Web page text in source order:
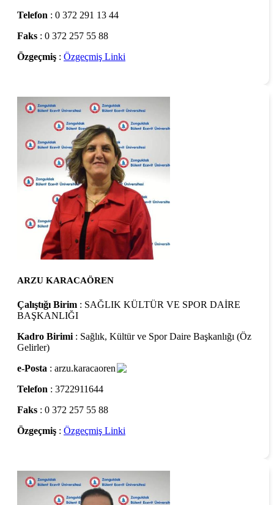
Telefon : 0 372 291 13 44
Faks : 0 372 257 55 88
Özgeçmiş : Özgeçmiş Linki
ARZU KARACAÖREN
Çalıştığı Birim : SAĞLIK KÜLTÜR VE SPOR DAİRE
BAŞKANLIĞI
Kadro Birimi : Sağlık, Kültür ve Spor Daire Başkanlığı (Öz
Gelirler)
e-Posta : arzu.karacaoren
Telefon : 3722911644
Faks : 0 372 257 55 88
Özgeçmiş : Özgeçmiş Linki